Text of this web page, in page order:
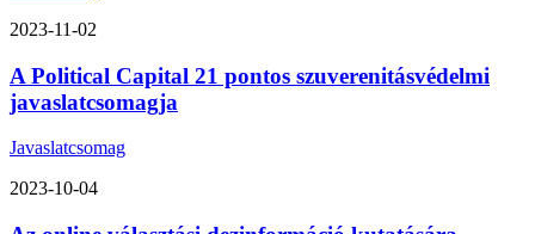
2023-11-02
A Political Capital 21 pontos szuverenitásvédelmi
javaslatcsomagja
Javaslatcsomag
2023-10-04